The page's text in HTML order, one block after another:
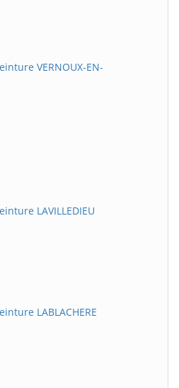
VERNOUX-EN-
LAVILLEDIEU
LABLACHERE